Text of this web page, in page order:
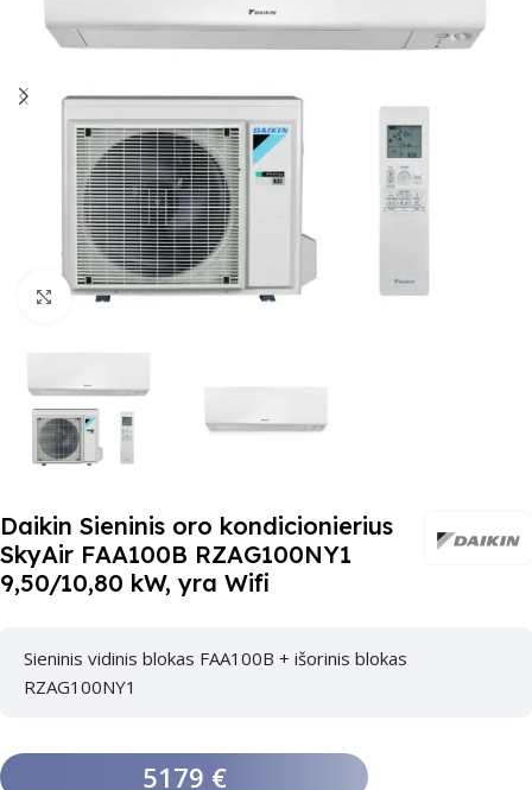
Paspauskite čia, kad padidinti
Daikin Sieninis oro kondicionierius
SkyAir FAA100B RZAG100NY1
9,50/10,80 kW, yra Wifi
Sieninis vidinis blokas FAA100B + išorinis blokas
RZAG100NY1
5179 €